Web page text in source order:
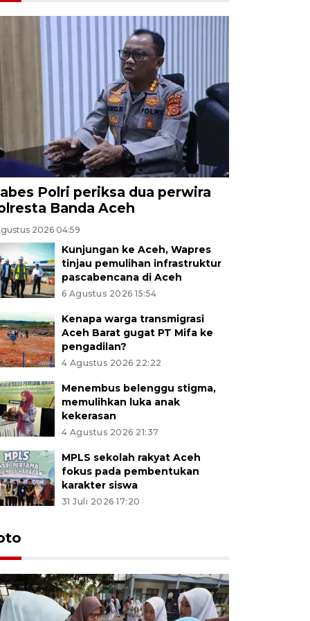
Polri periksa dua perwira
Banda Aceh
2026 04:59
Kunjungan ke Aceh, Wapres
tinjau pemulihan infrastruktur
pascabencana di Aceh
6 Agustus 2026 15:54
Kenapa warga transmigrasi
Aceh Barat gugat PT Mifa ke
pengadilan?
4 Agustus 2026 22:22
Menembus belenggu stigma,
memulihkan luka anak
kekerasan
4 Agustus 2026 21:37
MPLS sekolah rakyat Aceh
fokus pada pembentukan
karakter siswa
31 Juli 2026 17:20